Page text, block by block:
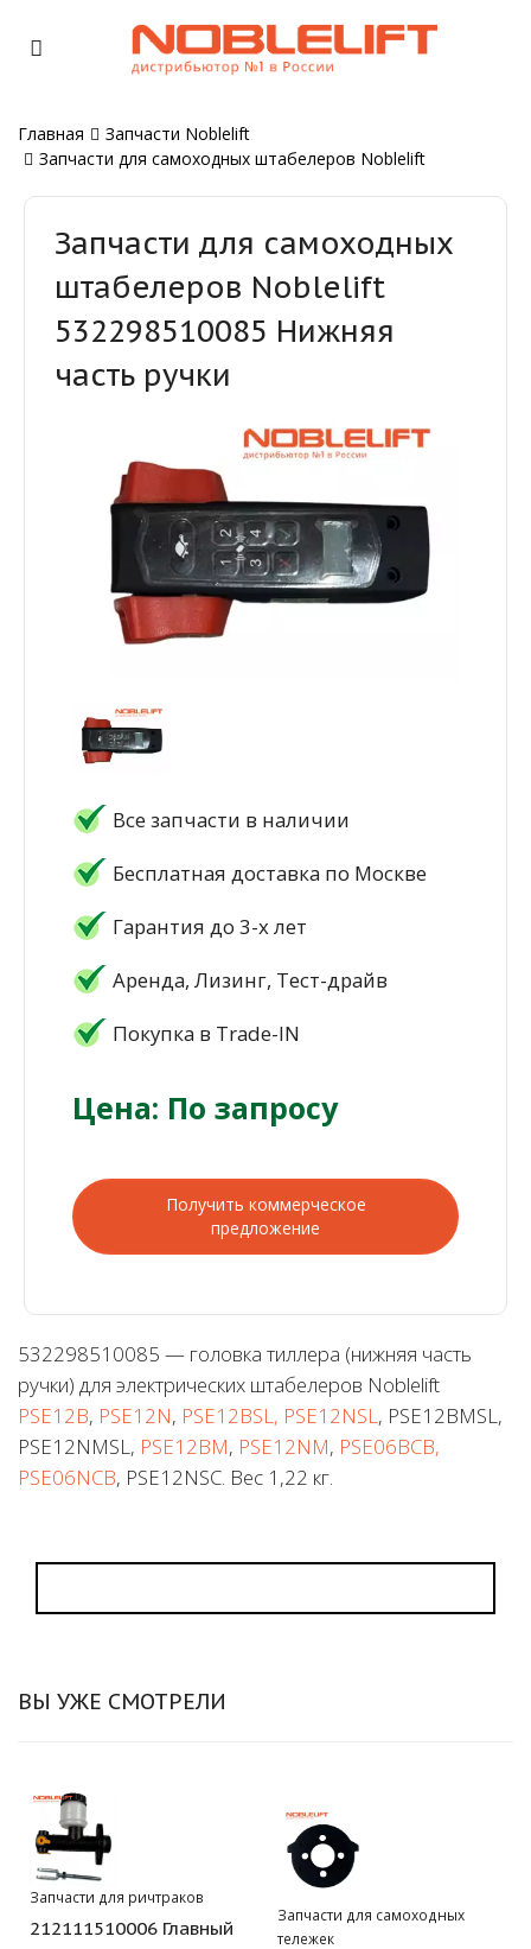
Главная
Запчасти Noblelift
Запчасти для самоходных штабелеров Noblelift
Запчасти для самоходных
штабелеров Noblelift
532298510085 Нижняя
часть ручки
Все запчасти в наличии
Бесплатная доставка по Москве
Гарантия до 3-х лет
Аренда, Лизинг, Тест-драйв
Покупка в Trade-IN
Цена: По запросу
Получить коммерческое
предложение
532298510085 — головка тиллера (нижняя часть
ручки) для электрических штабелеров Noblelift
PSE12B, PSE12N, PSE12BSL, PSE12NSL, PSE12BMSL,
PSE12NMSL, PSE12BM, PSE12NM, PSE06BCB,
PSE06NCB, PSE12NSC. Вес 1,22 кг.
ВЫ УЖЕ СМОТРЕЛИ
Запчасти для ричтраков
212111510006 Главный
Запчасти для самоходных
тележек